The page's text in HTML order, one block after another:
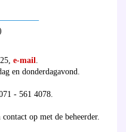
e-mail.
en donderdagavond.
- 561 4078.
op met de beheerder.